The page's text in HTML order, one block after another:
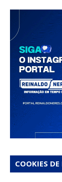
COOKIES